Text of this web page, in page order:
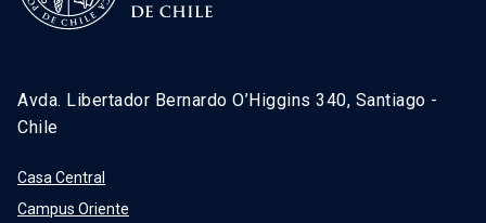
Avda. Libertador Bernardo O’Higgins 340, Santiago -
Chile
Casa Central
Campus Oriente